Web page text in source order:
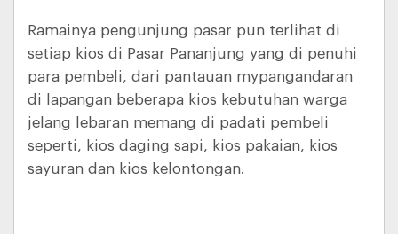
Ramainya pengunjung pasar pun terlihat di
setiap kios di Pasar Pananjung yang di penuhi
para pembeli, dari pantauan mypangandaran
di lapangan beberapa kios kebutuhan warga
jelang lebaran memang di padati pembeli
seperti, kios daging sapi, kios pakaian, kios
sayuran dan kios kelontongan.